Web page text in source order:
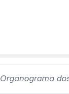
Organograma